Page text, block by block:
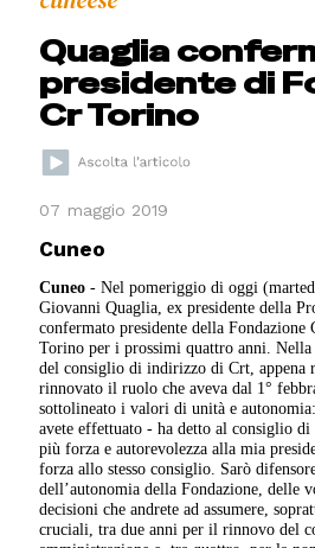
Quaglia
presidente di
Cr Torino
07 maggio 2019
Cuneo
Cuneo - Nel pomeriggio di oggi
Giovanni Quaglia, ex presidente della
confermato presidente della Fondazione
Torino per i prossimi quattro anni. Nella
del consiglio di indirizzo di Crt, appena
rinnovato il ruolo che aveva dal 1°
sottolineato i valori di unità e
avete effettuato - ha detto al consiglio
più forza e autorevolezza alla mia
forza allo stesso consiglio. Sarò
dell’autonomia della Fondazione, delle
decisioni che andrete ad assumere,
cruciali, tra due anni per il rinnovo del